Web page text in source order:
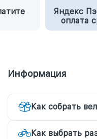
Яндекс
оплата
Информация
Как собрать
Как выбрать